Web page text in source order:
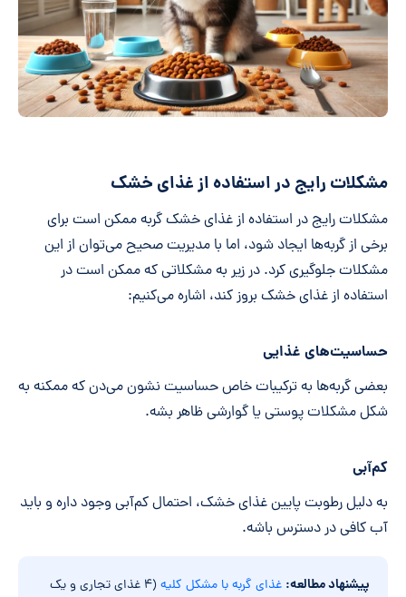
مشکلات رایج در استفاده از غذای خشک
مشکلات رایج در استفاده از غذای خشک گربه ممکن است برای
برخی از گربه‌ها ایجاد شود، اما با مدیریت صحیح می‌توان از این
مشکلات جلوگیری کرد. در زیر به مشکلاتی که ممکن است در
استفاده از غذای خشک بروز کند، اشاره می‌کنیم:
حساسیت‌های غذایی
بعضی گربه‌ها به ترکیبات خاص حساسیت نشون می‌دن که ممکنه به
شکل مشکلات پوستی یا گوارشی ظاهر بشه.
کم‌آبی
به دلیل رطوبت پایین غذای خشک، احتمال کم‌آبی وجود داره و باید
آب کافی در دسترس باشه.
پیشنهاد مطالعه: غذای گربه با مشکل کلیه
(۴ غذای تجاری و یک